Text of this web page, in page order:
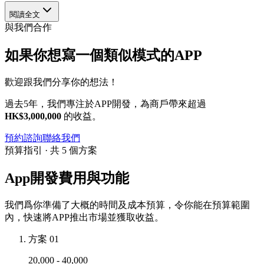
閱讀全文
與我們合作
如果你想寫一個類似模式的APP
歡迎跟我們分享你的想法！
過去5年，我們專注於APP開發，為商戶帶來超過
HK$3,000,000 的收益。
預約諮詢聯絡我們
預算指引 · 共 5 個方案
App開發費用與功能
我們爲你準備了大概的時間及成本預算，令你能在預算範圍
內，快速將APP推出市場並獲取收益。
方案 01
20,000 - 40,000